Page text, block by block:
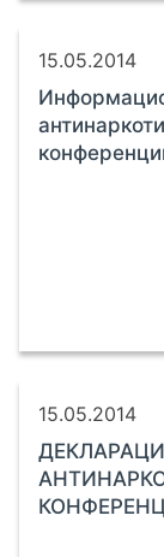
15.05.2014
15.05.2014